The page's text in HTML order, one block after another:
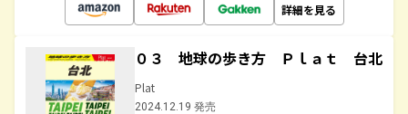
詳細を見る
０３ 地球の歩き方 Ｐｌａｔ 台北
Plat
2024.12.19 発売